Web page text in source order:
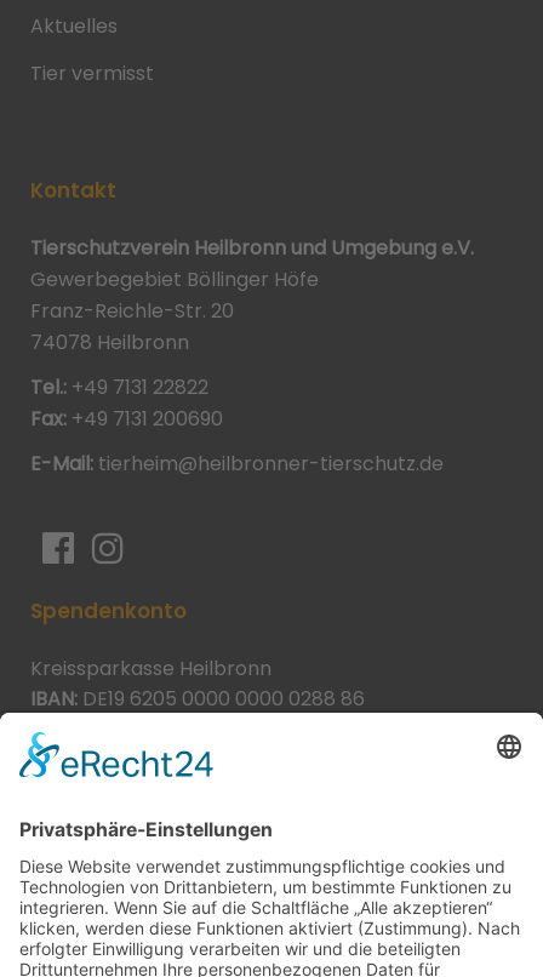
Aktuelles
Tier vermisst
Kontakt
Tierschutzverein Heilbronn und Umgebung e.V.
Gewerbegebiet Böllinger Höfe
Franz-Reichle-Str. 20
74078 Heilbronn
Tel.: +49 7131 22822
Fax: +49 7131 200690
E-Mail: tierheim@heilbronner-tierschutz.de
Spendenkonto
Kreissparkasse Heilbronn
IBAN: DE19 6205 0000 0000 0288 86
BIC:
Spende direkt via PayPal
JETZT SPENDEN
paypal@heilbronner-tierschutz.de